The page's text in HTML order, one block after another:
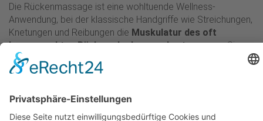
Die Rückenmassage ist eine wohltuende Wellness-
Anwendung, bei der klassische Handgriffe wie Streichungen,
Knetungen und Reibungen die Muskulatur des oft
beanspruchten Rückens lockern und entspannen. Sie
verbindet die Wärme der Berührung mit einem ruhigen
Rhythmus und kann das Wohlbefinden, das Körpergefühl
Auszeit vom Alltag ist sie eine echte Wohltat – sie ist jedoch